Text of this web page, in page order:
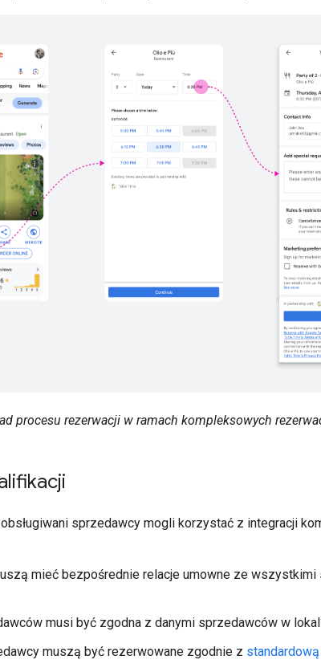
procesu rezerwacji w ramach kompleksowych
obsługiwani sprzedawcy mogli korzystać z integracji
mieć bezpośrednie relacje umowne ze
musi być zgodna z danymi sprzedawców w
muszą być rezerwowane zgodnie z